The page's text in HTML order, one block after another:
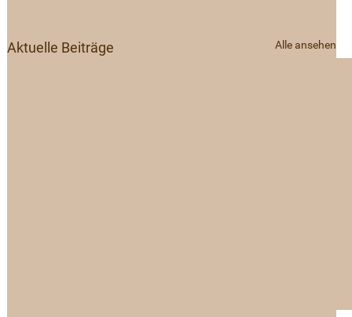
Aktuelle Beiträge Alle ansehen